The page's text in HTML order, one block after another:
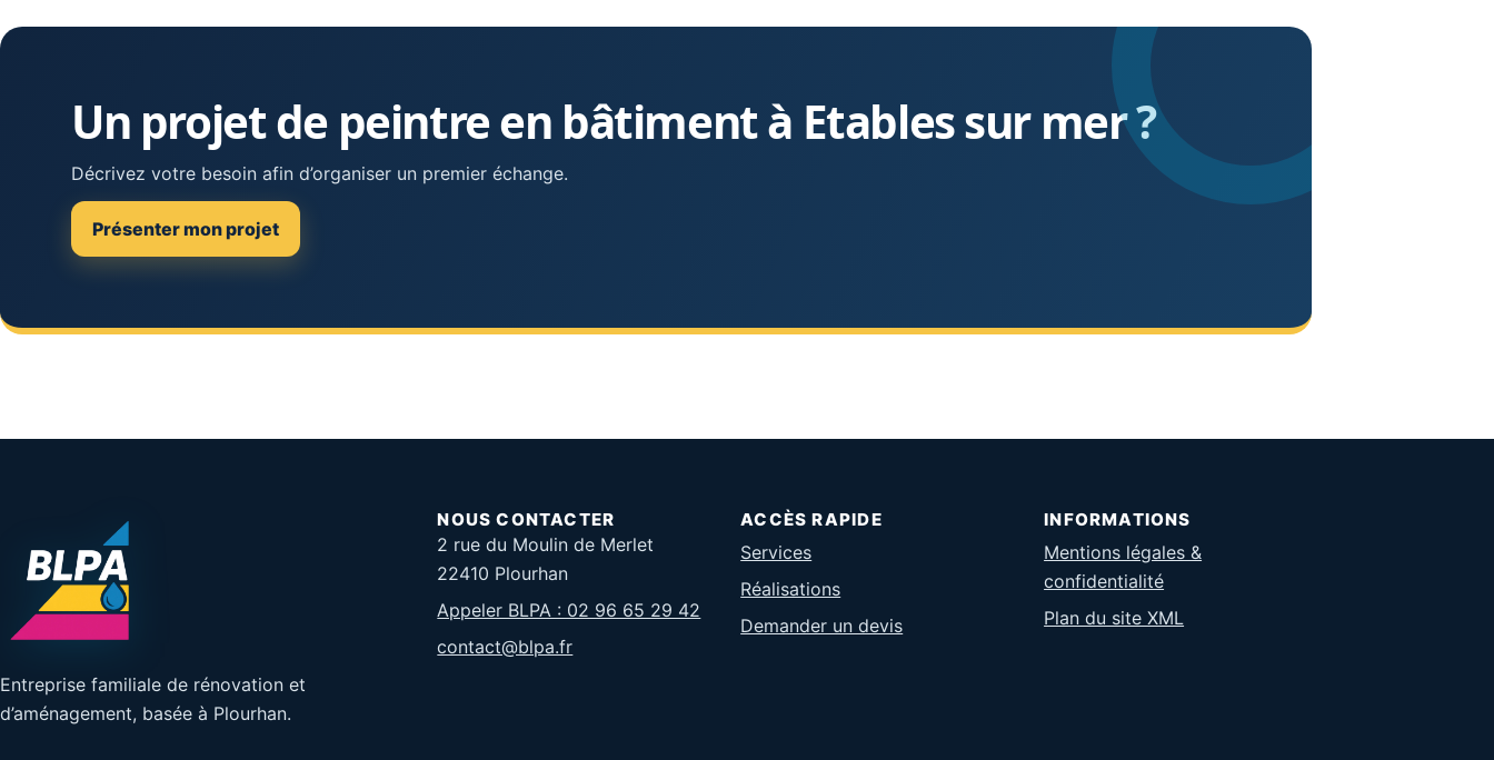
Un projet de peintre en bâtiment à Etables sur mer ?
Décrivez votre besoin afin d’organiser un premier échange.
Présenter mon projet
Entreprise familiale de rénovation et
d’aménagement, basée à Plourhan.
NOUS CONTACTER
2 rue du Moulin de Merlet
22410 Plourhan
Appeler BLPA : 02 96 65 29 42
contact@blpa.fr
ACCÈS RAPIDE
Services
Réalisations
Demander un devis
INFORMATIONS
Mentions légales &
confidentialité
Plan du site XML